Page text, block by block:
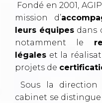
Fondé en 2001,
mission d’
leurs équipes dans
notamment le
légales et la
projets de
Sous la direction
cabinet se